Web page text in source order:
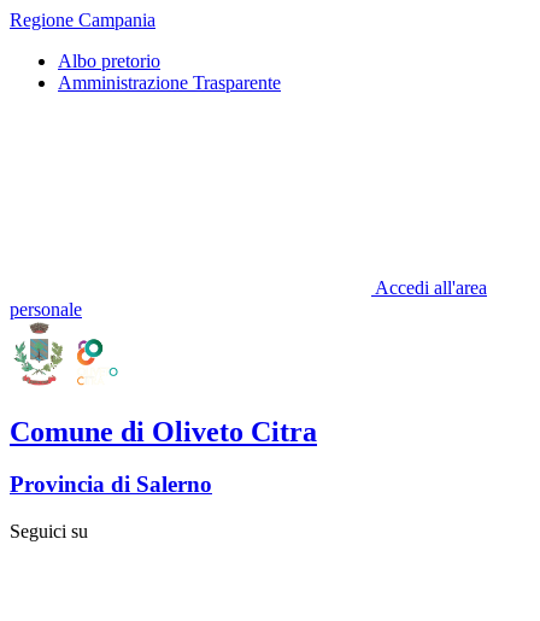
Regione Campania
Albo pretorio
Amministrazione Trasparente
Accedi all'area
personale
Comune di Oliveto Citra
Provincia di Salerno
Seguici su